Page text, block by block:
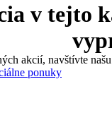
v tejto
akcií, navštívte
ponuky